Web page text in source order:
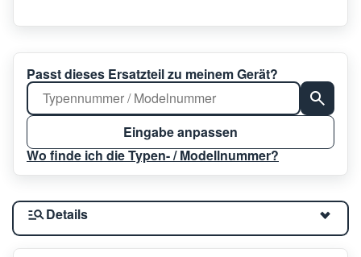
Passt dieses Ersatzteil zu meinem Gerät?
Eingabe anpassen
Wo finde ich die Typen- / Modellnummer?
Details